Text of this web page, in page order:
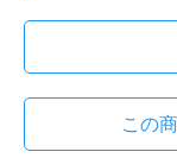
この